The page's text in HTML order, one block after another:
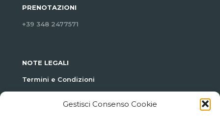
Gestisci Consenso Cookie
PRENOTAZIONI
+39 348 2477571
NOTE LEGALI
Termini e Condizioni